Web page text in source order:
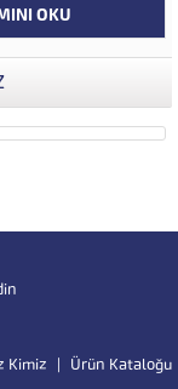
OKU
Kimiz Ürün Kataloğu